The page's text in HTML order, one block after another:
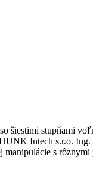
šiestimi stupňami
Intech s.r.o. Ing.
s rôznymi